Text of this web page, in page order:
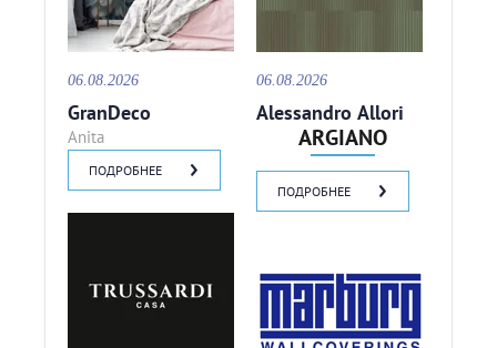
06.08.2026
GranDeco
Anita
ПОДРОБНЕЕ
06.08.2026
Alessandro Allori
ARGIANO
ПОДРОБНЕЕ